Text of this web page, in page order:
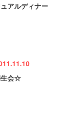
アルディナー
生会☆